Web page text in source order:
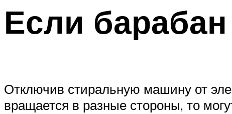
Если
Отключив стиральную машину от
вращается в разные стороны, то